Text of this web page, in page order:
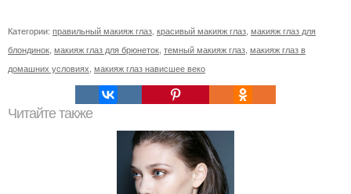
Категории: правильный макияж глаз красивый макияж глаз макияж глаз для
блондинок макияж глаз для брюнеток темный макияж глаз макияж глаз в
домашних условиях макияж глаз нависшее веко
Читайте также